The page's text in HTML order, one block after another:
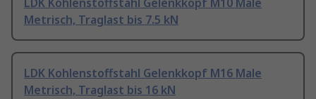
LDK Kohlenstoffstahl Gelenkkopf M10 Male
Metrisch, Traglast bis 7.5 kN
LDK Kohlenstoffstahl Gelenkkopf M16 Male
Metrisch, Traglast bis 16 kN